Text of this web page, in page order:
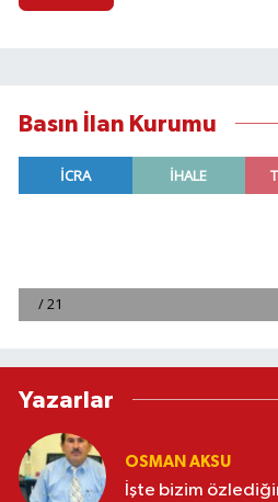
Basın İlan Kurumu
Yazarlar
OSMAN AKSU
İşte bizim